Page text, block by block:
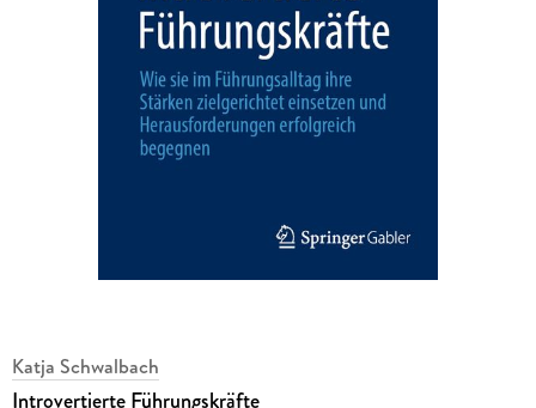
Katja Schwalbach
Introvertierte Führungskräfte